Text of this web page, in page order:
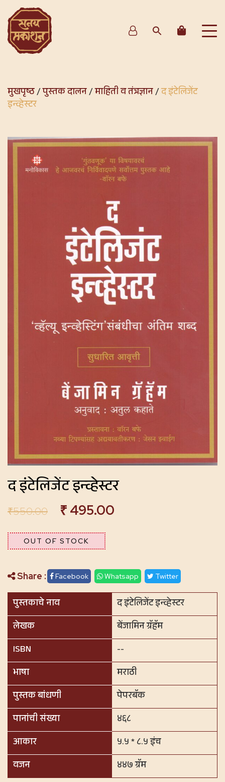
मुखपृष्ठ/पुस्तक दालन/माहिती व तंत्रज्ञान/द इंटेलिजेंट
इन्व्हेस्टर
द इंटेलिजेंट इन्व्हेस्टर
₹550.00 ₹ 495.00
OUT OF STOCK
Share : Facebook Whatsapp Twitter
पुस्तकाचे नाव
द इंटेलिजेंट इन्व्हेस्टर
लेखक
बेंजामिन ग्रॅहॅम
ISBN
--
भाषा
मराठी
पुस्तक बांधणी
पेपरबॅक
पानांची संख्या
४६८
आकार
५.५ * ८.५ इंच
वजन
४४७ ग्रॅम